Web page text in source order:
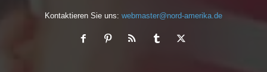
Kontaktieren Sie uns: webmaster@nord-amerika.de